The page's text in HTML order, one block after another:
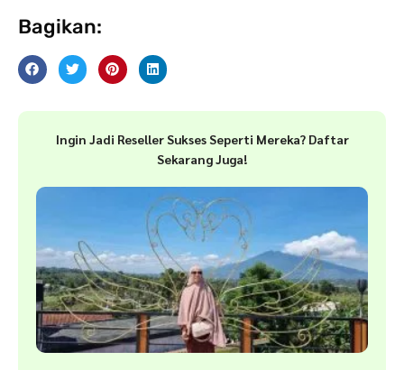
Bagikan:
Ingin Jadi Reseller Sukses Seperti Mereka? Daftar
Sekarang Juga!